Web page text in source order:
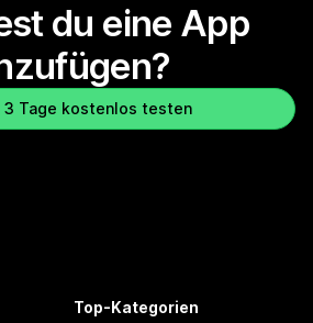
du eine App
3 Tage kostenlos testen
Top-Kategorien